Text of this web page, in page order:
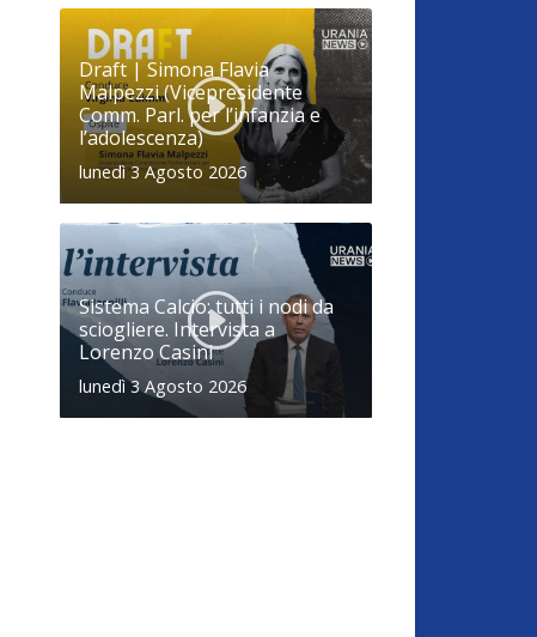
Draft | Simona Flavia
Malpezzi (Vicepresidente
Comm. Parl. per l’infanzia e
l’adolescenza)
lunedì 3 Agosto 2026
Sistema Calcio: tutti i nodi da
sciogliere. Intervista a
Lorenzo Casini
lunedì 3 Agosto 2026